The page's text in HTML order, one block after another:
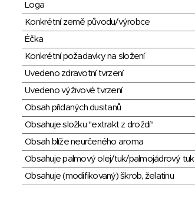
Loga
Konkrétní země původu/výrobce
Éčka
Konkrétní požadavky na složení
Uvedeno zdravotní tvrzení
Uvedeno výživové tvrzení
Obsah přidaných dusitanů
Obsahuje složku "extrakt z droždí"
Obsah blíže neurčeného aroma
Obsahuje palmový olej/tuk/palmojádrový tuk
Obsahuje (modifikovaný) škrob, želatinu